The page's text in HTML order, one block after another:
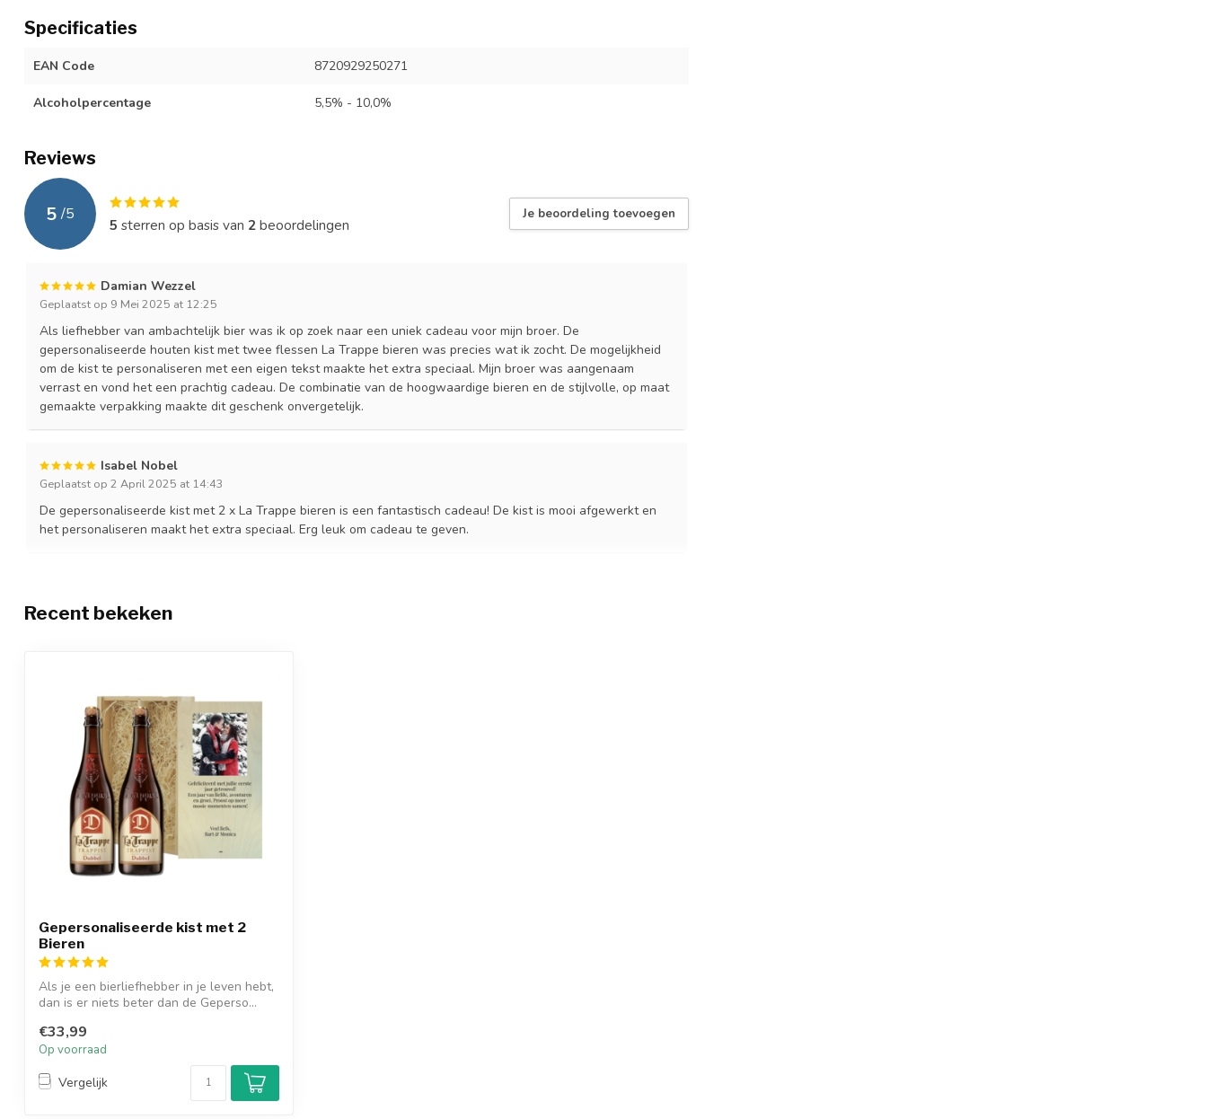
Specificaties
EAN Code 8720929250271
Alcoholpercentage 5,5% - 10,0%
Reviews
5 /5
5 sterren op basis van 2beoordelingen
Je beoordeling toevoegen
Damian Wezzel
Geplaatst op 9 Mei 2025 at 12:25
Als liefhebber van ambachtelijk bier was ik op zoek naar een uniek cadeau voor mijn broer. De
gepersonaliseerde houten kist met twee flessen La Trappe bieren was precies wat ik zocht. De mogelijkheid
om de kist te personaliseren met een eigen tekst maakte het extra speciaal. Mijn broer was aangenaam
verrast en vond het een prachtig cadeau. De combinatie van de hoogwaardige bieren en de stijlvolle, op maat
gemaakte verpakking maakte dit geschenk onvergetelijk.
Isabel Nobel
Geplaatst op 2 April 2025 at 14:43
De gepersonaliseerde kist met 2 x La Trappe bieren is een fantastisch cadeau! De kist is mooi afgewerkt en
het personaliseren maakt het extra speciaal. Erg leuk om cadeau te geven.
Recent bekeken
Gepersonaliseerde kist met 2
Bieren
Als je een bierliefhebber in je leven hebt,
dan is er niets beter dan de Geperso...
€33,99
Op voorraad
Vergelijk